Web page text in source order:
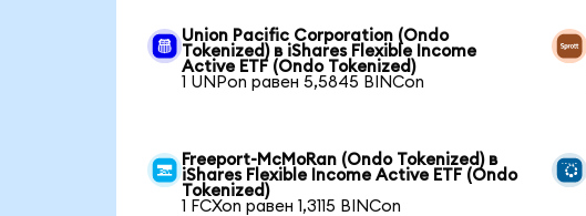
Union Pacific Corporation (Ondo
Tokenized) в iShares Flexible Income
Active ETF (Ondo Tokenized)
1 UNPon равен 5,5845 BINCon
Freeport-McMoRan (Ondo Tokenized) в
iShares Flexible Income Active ETF (Ondo
Tokenized)
1 FCXon равен 1,3115 BINCon